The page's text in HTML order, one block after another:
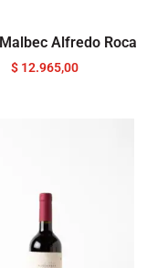
Alfredo Roca
$ 12.965,00